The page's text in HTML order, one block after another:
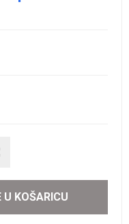
U KOŠARICU